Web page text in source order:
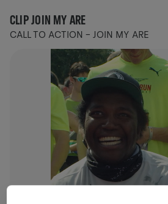
CLIP JOIN MY ARE
CALL TO ACTION - JOIN MY ARE